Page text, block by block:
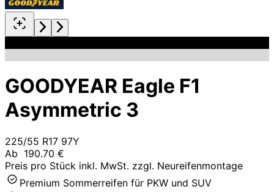
GOODYEAR Eagle F1
Asymmetric 3
225/55 R17 97Y
Ab 190.70 €
Preis pro Stück inkl. MwSt. zzgl. Neureifenmontage
Premium Sommerreifen für PKW und SUV